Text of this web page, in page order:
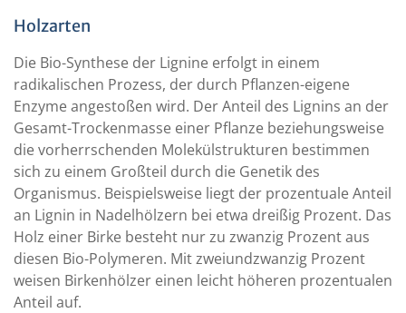
Holzarten
Die Bio-Synthese der Lignine erfolgt in einem
radikalischen Prozess, der durch Pflanzen-eigene
Enzyme angestoßen wird. Der Anteil des Lignins an der
Gesamt-Trockenmasse einer Pflanze beziehungsweise
die vorherrschenden Molekülstrukturen bestimmen
sich zu einem Großteil durch die Genetik des
Organismus. Beispielsweise liegt der prozentuale Anteil
an Lignin in Nadelhölzern bei etwa dreißig Prozent. Das
Holz einer Birke besteht nur zu zwanzig Prozent aus
diesen Bio-Polymeren. Mit zweiundzwanzig Prozent
weisen Birkenhölzer einen leicht höheren prozentualen
Anteil auf.